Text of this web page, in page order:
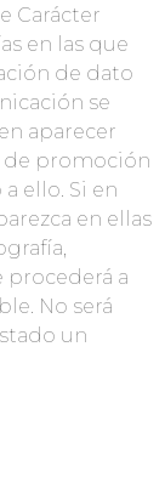
Carácter
en las que
de dato
se
aparecer
de promoción
ello. Si en
en ellas
procederá a
No será
un